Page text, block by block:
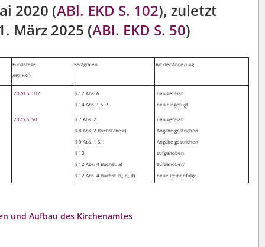
2020 (ABl. EKD S. 102), zuletzt
März 2025 (ABl. EKD S. 50)
Fundstelle
ABl. EKD
Paragrafen Art der Änderung
2020 S. 102
§ 12 Abs. 6
§ 14 Abs. 1 S. 2
neu gefasst
neu eingefügt
2025 S. 50
§ 7 Abs. 2
§ 8 Abs. 2 Buchstabe c)
§ 9 Abs. 1 S. 1
§ 10
§ 12 Abs. 4 Buchst. a)
§ 12 Abs. 4 Buchst. b), c), d)
neu gefasst
Angabe gestrichen
Angabe gestrichen
aufgehoben
aufgehoben
neue Reihenfolge
und Aufbau des Kirchenamtes